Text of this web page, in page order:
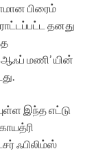
பிரைம்
தனது
ஆஃப் மணி’ யின்
இந்த எட்டு
ஃபிலிம்ஸ்